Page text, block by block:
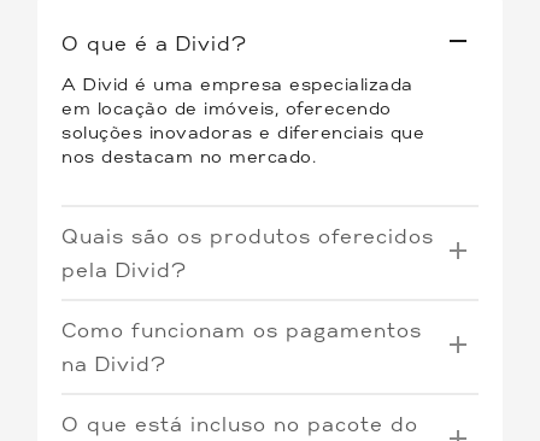
O que é a Divid?
A Divid é uma empresa especializada
em locação de imóveis, oferecendo
soluções inovadoras e diferenciais que
nos destacam no mercado.
Quais são os produtos oferecidos
pela Divid?
Coliving
experiência única de convivência e
Como funcionam os pagamentos
na Divid?
com o sistema de pré-pagamento. Os
O que está incluso no pacote do